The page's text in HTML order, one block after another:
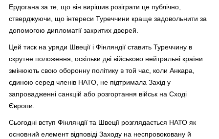
Ердогана за те, що він вирішив розіграти це публічно,
стверджуючи, що інтереси Туреччини краще задовольнити за
допомогою дипломатії закритих дверей.
Цей тиск на уряди Швеції і Фінляндії ставить Туреччину в
скрутне положення, оскільки дві військово нейтральні країни
змінюють свою оборонну політику в той час, коли Анкара,
єдиною серед членів НАТО, не підтримала Захід у
запровадженні санкцій або розгортання військ на Сході
Європи.
Сьогодні вступ Фінляндії та Швеції розглядається НАТО як
основний елемент відповіді Заходу на неспровоковану й